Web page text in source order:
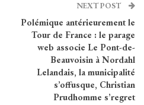
NEXT POST
Polémique antérieurement le
Tour de France : le parage
web associe Le Pont-de-
Beauvoisin à Nordahl
Lelandais, la municipalité
s’offusque, Christian
Prudhomme s’regret